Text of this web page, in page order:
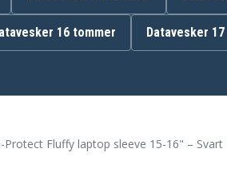
16 tommer Datavesker
Protect Fluffy laptop sleeve 15-16" – Svart